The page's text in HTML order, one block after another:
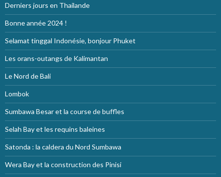
Derniers jours en Thailande
Bonne année 2024 !
Selamat tinggal Indonésie, bonjour Phuket
Les orans-outangs de Kalimantan
Le Nord de Bali
Lombok
Sumbawa Besar et la course de buffles
Selah Bay et les requins baleines
Satonda : la caldera du Nord Sumbawa
Wera Bay et la construction des Pinisi